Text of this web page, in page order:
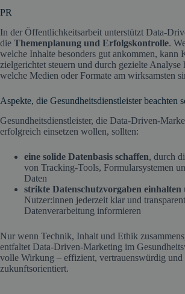
PR
In der Öffentlichkeitsarbeit unterstützt Data-
die Themenplanung und Erfolgskontrolle.
welche Inhalte besonders gut ankommen, kann
zielgerichtet steuern und durch gezielte Analyse
welche Medien oder Formate am wirksamsten
Aspekte, die Gesundheitsdienstleister beachten
Gesundheitsdienstleister, die Data-Driven-
erfolgreich einsetzen wollen, sollten:
eine solide Datenbasis schaffen, durch
von Tracking-Tools, Formularsystemen
Daten
strikte Datenschutzvorgaben einhalten
Nutzer:innen jederzeit klar und
Datenverarbeitung informieren
Nur wenn Technik, Inhalt und Ethik
entfaltet Data-Driven-Marketing im
volle Wirkung – effizient, vertrauenswürdig und
zukunftsorientiert.